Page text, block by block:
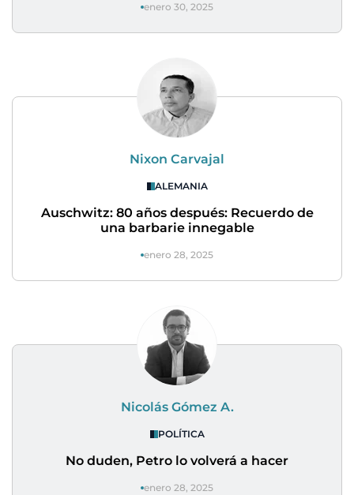
enero 30, 2025
Nixon Carvajal
ALEMANIA
Auschwitz: 80 años después: Recuerdo de
una barbarie innegable
enero 28, 2025
Nicolás Gómez A.
POLÍTICA
No duden, Petro lo volverá a hacer
enero 28, 2025